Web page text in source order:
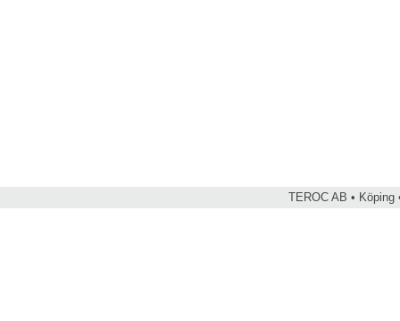
TEROC AB • Köping